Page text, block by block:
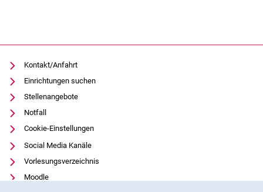
Kontakt/Anfahrt
Einrichtungen suchen
Stellenangebote
Notfall
Cookie-Einstellungen
Social Media Kanäle
Vorlesungsverzeichnis
Moodle